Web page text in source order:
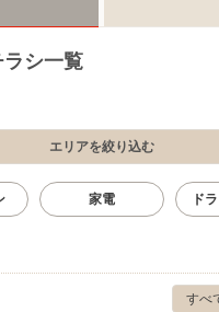
シ一覧
エリアを絞り込む
家電 ド
すべ